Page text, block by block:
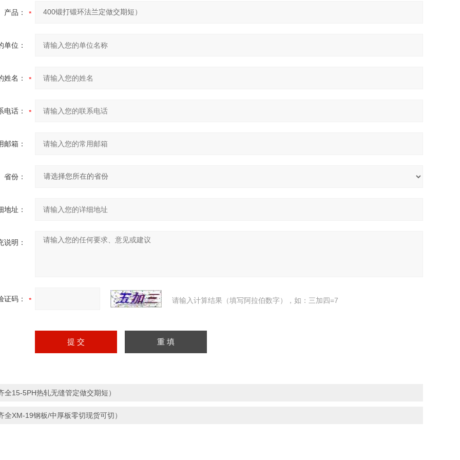
产品：
单位：
姓名：
电话：
邮箱：
省份：
地址：
说明：
证码： 请输入计算结果（填写阿拉伯数字），如：三加四=7
全15-5PH热轧无缝管定做交期短）
全XM-19钢板/中厚板零切现货可切）